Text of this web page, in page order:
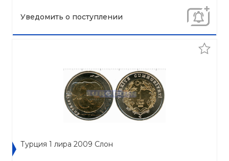
Уведомить о поступлении
Турция 1 лира 2009 Cлон